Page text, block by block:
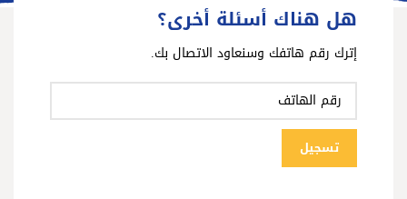
هل هناك أسئلة أخرى؟
إترك رقم هاتفك وسنعاود الاتصال بك.